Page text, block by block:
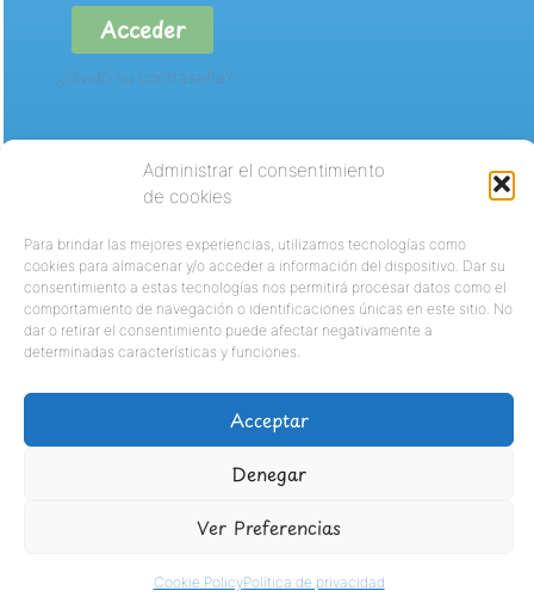
Administrar el consentimiento
de cookies
Para brindar las mejores experiencias, utilizamos tecnologías como
cookies para almacenar y/o acceder a información del dispositivo. Dar su
consentimiento a estas tecnologías nos permitirá procesar datos como el
comportamiento de navegación o identificaciones únicas en este sitio. No
dar o retirar el consentimiento puede afectar negativamente a
determinadas características y funciones.
Acceptar
Denegar
Ver Preferencias
Cookie PolicyPolítica de privacidad
Acceder
¿Olvidó su contraseña?